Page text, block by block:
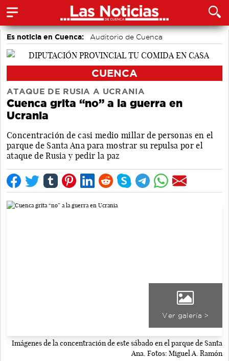
Es noticia en Cuenca: Auditorio de Cuenca
CUENCA
ATAQUE DE RUSIA A UCRANIA
Cuenca grita “no” a la guerra en
Ucrania
Concentración de casi medio millar de personas en el
parque de Santa Ana para mostrar su repulsa por el
ataque de Rusia y pedir la paz
Ver galería >
Imágenes de la concentración de este sábado en el parque de Santa
Ana. Fotos: Miguel A. Ramón